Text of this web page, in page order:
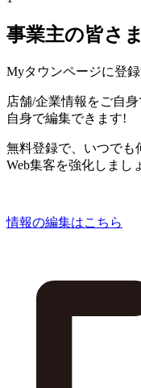
事業主の皆さま
Myタウンページに登
店舗/企業情報をご自
自身で編集できます!
無料登録で、いつでも
Web集客を強化しまし
情報の編集はこちら